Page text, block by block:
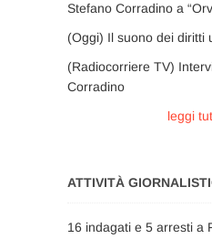
Stefano Corradino a
(Oggi) Il suono dei diritti
(Radiocorriere TV)
Corradino
leggi
ATTIVITÀ
16 indagati e 5 arresti a